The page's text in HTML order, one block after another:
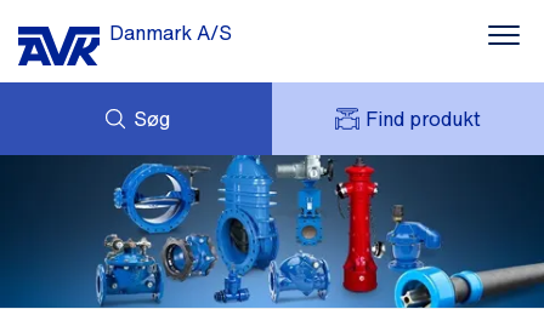
Danmark A/S
Søg Find produkt
DOWNLOADS
FORESPØRG
MIT AVK
AVK HOLDING (GROUP)
PRISLISTE